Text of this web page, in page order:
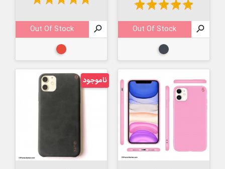
star
star
star
star
star

Out Of Stock
مشکی

Out Of Stock
قرمز
ناموجود